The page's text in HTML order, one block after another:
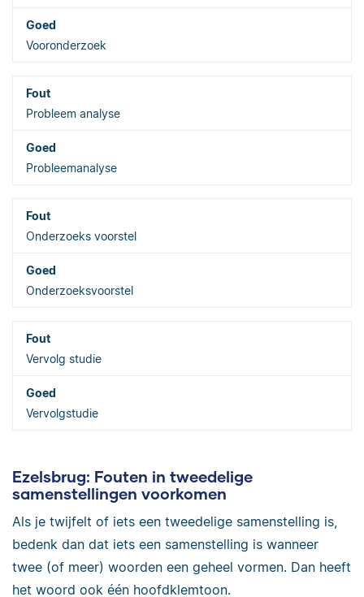
Vooronderzoek
Probleem analyse
Probleemanalyse
Onderzoeks voorstel
Onderzoeksvoorstel
Vervolg studie
Vervolgstudie
Ezelsbrug: Fouten in tweedelige
samenstellingen voorkomen
Als je twijfelt of iets een tweedelige samenstelling is,
bedenk dan dat iets een samenstelling is wanneer
twee (of meer) woorden een geheel vormen. Dan heeft
het woord ook één hoofdklemtoon.